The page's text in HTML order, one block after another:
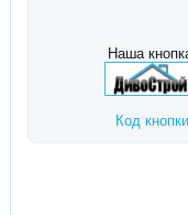
Наша
Код кнопки